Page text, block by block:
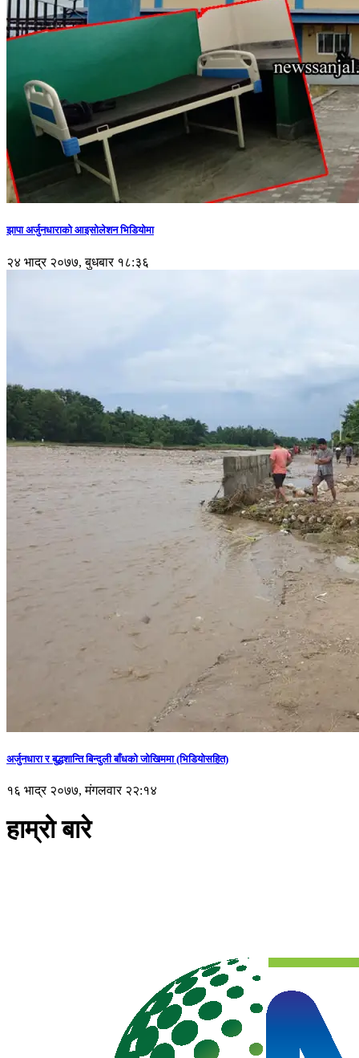
झापा अर्जुनधाराको आइसोलेशन भिडियोमा
२४ भाद्र २०७७, बुधबार १८:३६
अर्जुनधारा र बुद्धशान्ति बिन्दुली बाँधको जोखिममा (भिडियाेसहित)
१६ भाद्र २०७७, मंगलवार २२:१४
हाम्रो बारे